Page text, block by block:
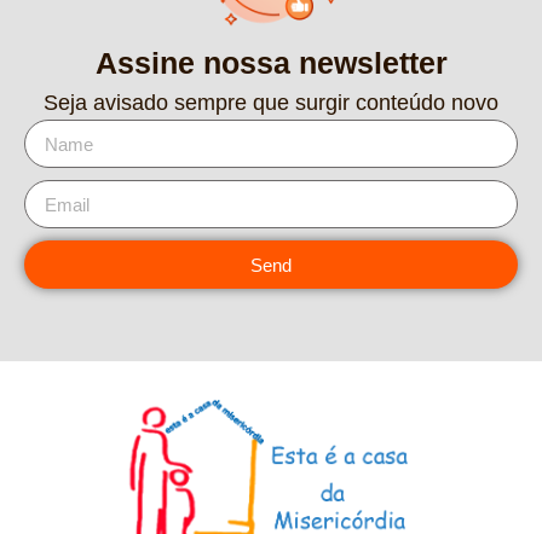
Assine nossa newsletter
Seja avisado sempre que surgir conteúdo novo
Send